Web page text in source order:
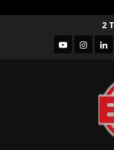
2
YouTube